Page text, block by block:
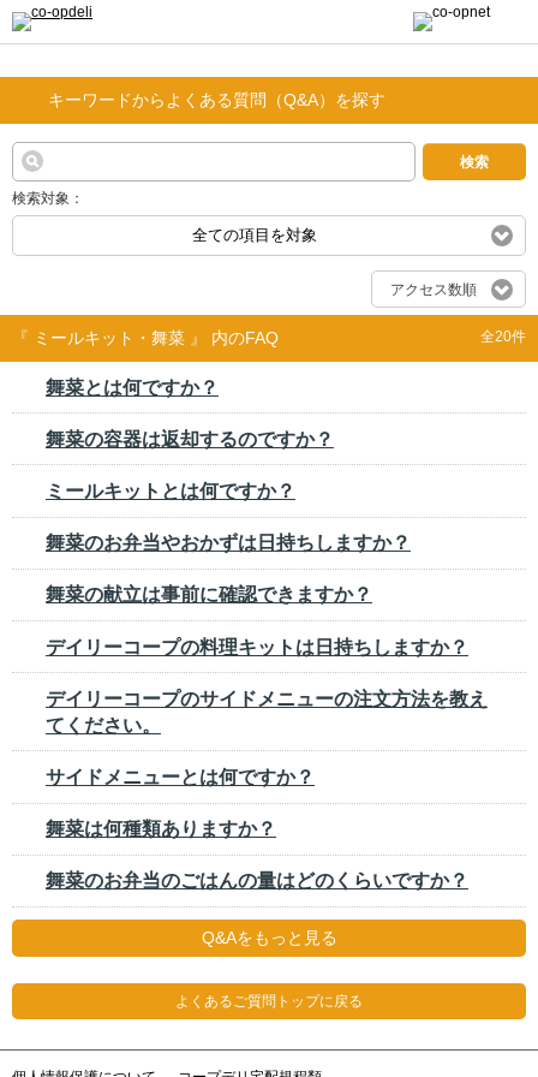
キーワードからよくある質問（Q&A）を探す
検索対象：
全ての項目を対象
検索
アクセス数順
『 ミールキット・舞菜 』 内のFAQ 全20件
舞菜とは何ですか？
舞菜の容器は返却するのですか？
ミールキットとは何ですか？
舞菜のお弁当やおかずは日持ちしますか？
舞菜の献立は事前に確認できますか？
デイリーコープの料理キットは日持ちしますか？
デイリーコープのサイドメニューの注文方法を教え
てください。
サイドメニューとは何ですか？
舞菜は何種類ありますか？
舞菜のお弁当のごはんの量はどのくらいですか？
Q&Aをもっと見る
よくあるご質問トップに戻る